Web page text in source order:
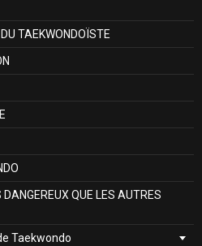
TAEKWONDOÏSTE
QUE LES AUTRES
Taekwondo